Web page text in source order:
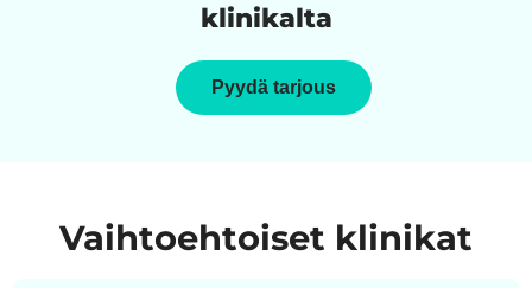
klinikalta
Pyydä tarjous
Vaihtoehtoiset klinikat